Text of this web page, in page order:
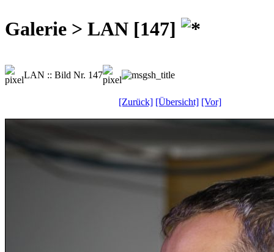
Galerie > LAN [147]
LAN :: Bild Nr. 147
[Zurück] [Übersicht] [Vor]